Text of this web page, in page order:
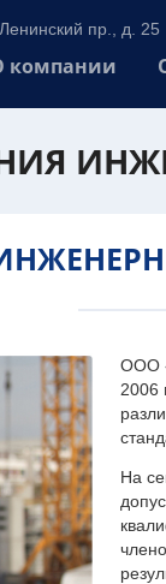
пр., д. 25
компании
ООО
2006
На